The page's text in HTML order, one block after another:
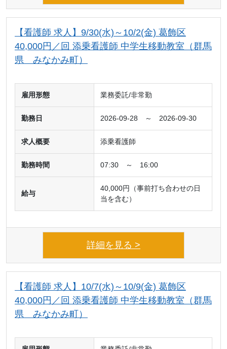
【看護師 求人】9/30(水)～10/2(金) 葛飾区
40,000円／回 添乗看護師 中学生移動教室（群馬
県 みなかみ町）
雇用形態 業務委託/非常勤
勤務日 2026-09-28 ～ 2026-09-30
求人概要 添乗看護師
勤務時間 07:30 ～ 16:00
給与
40,000円（事前打ち合わせの日
当を含む）
詳細を見る >
【看護師 求人】10/7(水)～10/9(金) 葛飾区
40,000円／回 添乗看護師 中学生移動教室（群馬
県 みなかみ町）